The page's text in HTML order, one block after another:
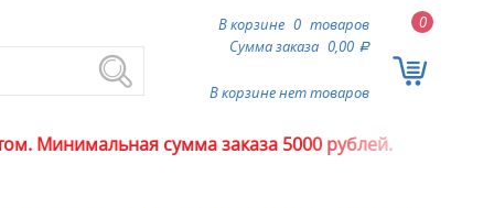
0
В корзине 0 товаров
Сумма заказа 0,00 a
В корзине нет товаров
сумма заказа 5000 рублей.